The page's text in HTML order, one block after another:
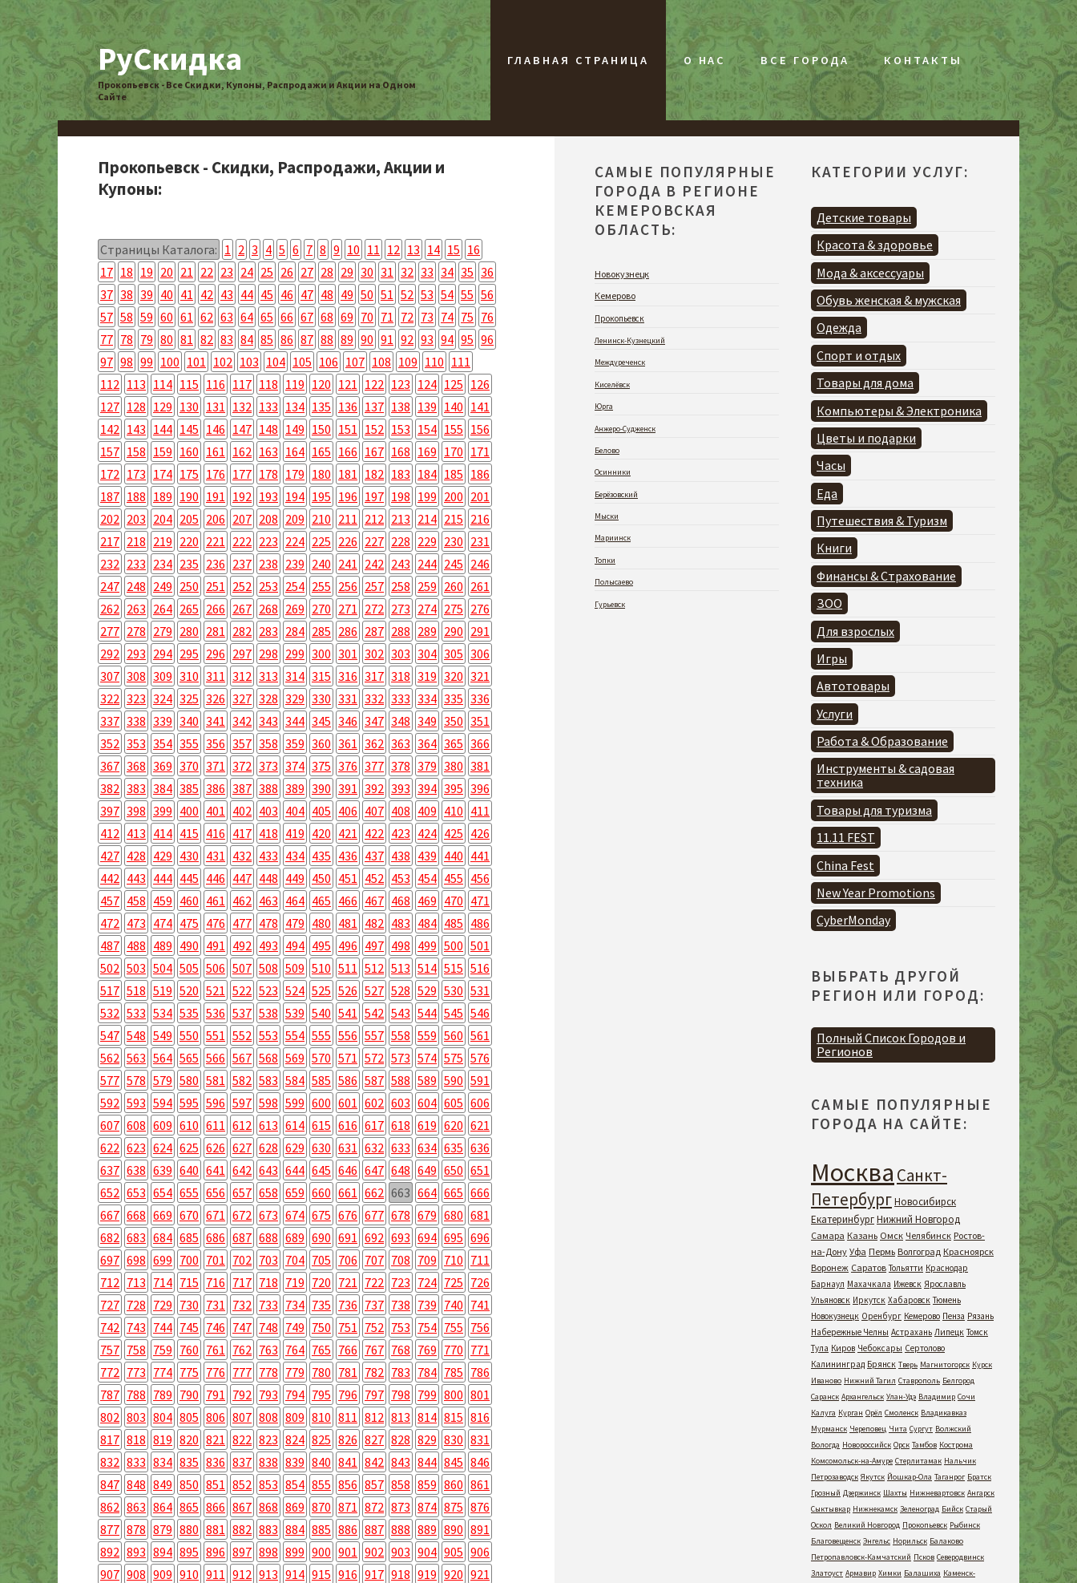
РуСкидка
Прокопьевск - Все Скидки, Купоны, Распродажи и Акции на Одном
Сайте
ГЛАВНАЯ СТРАНИЦА О НАС ВСЕ ГОРОДА КОНТАКТЫ
Прокопьевск - Скидки, Распродажи, Акции и
Купоны:
Страницы Каталога: 1 2 3 4 5 6 7 8 9 10 11 12 13 14 15 16
17 18 19 20 21 22 23 24 25 26 27 28 29 30 31 32 33 34 35 36
37 38 39 40 41 42 43 44 45 46 47 48 49 50 51 52 53 54 55 56
57 58 59 60 61 62 63 64 65 66 67 68 69 70 71 72 73 74 75 76
77 78 79 80 81 82 83 84 85 86 87 88 89 90 91 92 93 94 95 96
97 98 99 100 101 102 103 104 105 106 107 108 109 110 111
112 113 114 115 116 117 118 119 120 121 122 123 124 125 126
127 128 129 130 131 132 133 134 135 136 137 138 139 140 141
142 143 144 145 146 147 148 149 150 151 152 153 154 155 156
157 158 159 160 161 162 163 164 165 166 167 168 169 170 171
172 173 174 175 176 177 178 179 180 181 182 183 184 185 186
187 188 189 190 191 192 193 194 195 196 197 198 199 200 201
202 203 204 205 206 207 208 209 210 211 212 213 214 215 216
217 218 219 220 221 222 223 224 225 226 227 228 229 230 231
232 233 234 235 236 237 238 239 240 241 242 243 244 245 246
247 248 249 250 251 252 253 254 255 256 257 258 259 260 261
262 263 264 265 266 267 268 269 270 271 272 273 274 275 276
277 278 279 280 281 282 283 284 285 286 287 288 289 290 291
292 293 294 295 296 297 298 299 300 301 302 303 304 305 306
307 308 309 310 311 312 313 314 315 316 317 318 319 320 321
322 323 324 325 326 327 328 329 330 331 332 333 334 335 336
337 338 339 340 341 342 343 344 345 346 347 348 349 350 351
352 353 354 355 356 357 358 359 360 361 362 363 364 365 366
367 368 369 370 371 372 373 374 375 376 377 378 379 380 381
382 383 384 385 386 387 388 389 390 391 392 393 394 395 396
397 398 399 400 401 402 403 404 405 406 407 408 409 410 411
412 413 414 415 416 417 418 419 420 421 422 423 424 425 426
427 428 429 430 431 432 433 434 435 436 437 438 439 440 441
442 443 444 445 446 447 448 449 450 451 452 453 454 455 456
457 458 459 460 461 462 463 464 465 466 467 468 469 470 471
472 473 474 475 476 477 478 479 480 481 482 483 484 485 486
487 488 489 490 491 492 493 494 495 496 497 498 499 500 501
502 503 504 505 506 507 508 509 510 511 512 513 514 515 516
517 518 519 520 521 522 523 524 525 526 527 528 529 530 531
532 533 534 535 536 537 538 539 540 541 542 543 544 545 546
547 548 549 550 551 552 553 554 555 556 557 558 559 560 561
562 563 564 565 566 567 568 569 570 571 572 573 574 575 576
577 578 579 580 581 582 583 584 585 586 587 588 589 590 591
592 593 594 595 596 597 598 599 600 601 602 603 604 605 606
607 608 609 610 611 612 613 614 615 616 617 618 619 620 621
622 623 624 625 626 627 628 629 630 631 632 633 634 635 636
637 638 639 640 641 642 643 644 645 646 647 648 649 650 651
652 653 654 655 656 657 658 659 660 661 662 663 664 665 666
667 668 669 670 671 672 673 674 675 676 677 678 679 680 681
682 683 684 685 686 687 688 689 690 691 692 693 694 695 696
697 698 699 700 701 702 703 704 705 706 707 708 709 710 711
712 713 714 715 716 717 718 719 720 721 722 723 724 725 726
727 728 729 730 731 732 733 734 735 736 737 738 739 740 741
742 743 744 745 746 747 748 749 750 751 752 753 754 755 756
757 758 759 760 761 762 763 764 765 766 767 768 769 770 771
772 773 774 775 776 777 778 779 780 781 782 783 784 785 786
787 788 789 790 791 792 793 794 795 796 797 798 799 800 801
802 803 804 805 806 807 808 809 810 811 812 813 814 815 816
817 818 819 820 821 822 823 824 825 826 827 828 829 830 831
832 833 834 835 836 837 838 839 840 841 842 843 844 845 846
847 848 849 850 851 852 853 854 855 856 857 858 859 860 861
862 863 864 865 866 867 868 869 870 871 872 873 874 875 876
877 878 879 880 881 882 883 884 885 886 887 888 889 890 891
892 893 894 895 896 897 898 899 900 901 902 903 904 905 906
907 908 909 910 911 912 913 914 915 916 917 918 919 920 921
САМЫЕ ПОПУЛЯРНЫЕ
ГОРОДА В РЕГИОНЕ
КЕМЕРОВСКАЯ
ОБЛАСТЬ:
Новокузнецк
Кемерово
Прокопьевск
Ленинск-Кузнецкий
Междуреченск
Киселёвск
Юрга
Анжеро-Судженск
Белово
Осинники
Берёзовский
Мыски
Мариинск
Топки
Полысаево
Гурьевск
КАТЕГОРИИ УСЛУГ:
Детские товары
Красота & здоровье
Мода & аксессуары
Обувь женская & мужская
Одежда
Спорт и отдых
Товары для дома
Компьютеры & Электроника
Цветы и подарки
Часы
Еда
Путешествия & Туризм
Книги
Финансы & Страхование
ЗОО
Для взрослых
Игры
Автотовары
Услуги
Работа & Образование
Инструменты & садовая
техника
Товары для туризма
11.11 FEST
China Fest
New Year Promotions
CyberMonday
ВЫБРАТЬ ДРУГОЙ
РЕГИОН ИЛИ ГОРОД:
Полный Список Городов и
Регионов
САМЫЕ ПОПУЛЯРНЫЕ
ГОРОДА НА САЙТЕ:
Москва Санкт-
ПетербургНовосибирск
ЕкатеринбургНижний Новгород
Самара Казань Омск Челябинск Ростов-
на-Дону Уфа Пермь Волгоград Красноярск
Воронеж Саратов Тольятти Краснодар
Барнаул Махачкала Ижевск Ярославль
Ульяновск Иркутск Хабаровск Тюмень
Новокузнецк Оренбург Кемерово Пенза Рязань
Набережные Челны Астрахань Липецк Томск
Тула Киров Чебоксары Сертолово
Калининград Брянск Тверь Магнитогорск Курск
Иваново Нижний Тагил Ставрополь Белгород
Саранск Архангельск Улан-Удэ Владимир Сочи
Калуга Курган Орёл Смоленск Владикавказ
Мурманск Череповец Чита Сургут Волжский
Вологда Новороссийск Орск Тамбов Кострома
Комсомольск-на-Амуре Стерлитамак Нальчик
Петрозаводск Якутск Йошкар-Ола Таганрог Братск
Грозный Дзержинск Шахты Нижневартовск Ангарск
Сыктывкар Нижнекамск Зеленоград Бийск Старый
Оскол Великий Новгород Прокопьевск Рыбинск
Благовещенск Энгельс Норильск Балаково
Петропавловск-Камчатский Псков Северодвинск
Златоуст Армавир Химки Балашиха Каменск-